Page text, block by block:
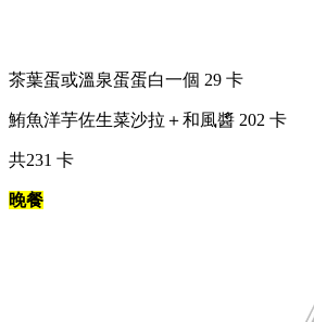
茶葉蛋或溫泉蛋蛋白一個 29 卡
鮪魚洋芋佐生菜沙拉＋和風醬 202 卡
共231 卡
晚餐